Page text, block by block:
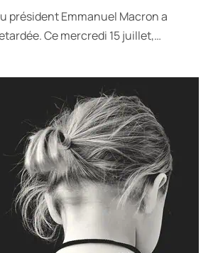
président Emmanuel Macron a
Ce mercredi 15 juillet,…